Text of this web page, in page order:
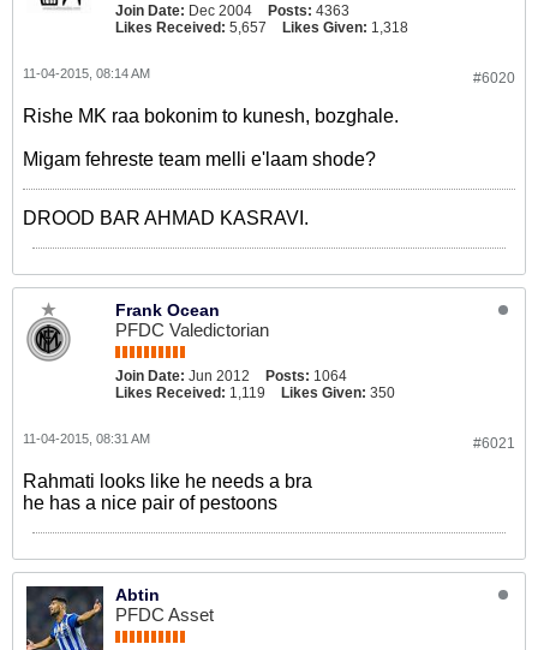
Join Date: Dec 2004 Posts: 4363
Likes Received: 5,657 Likes Given: 1,318
#6020
11-04-2015, 08:14 AM
Rishe MK raa bokonim to kunesh, bozghale.
Migam fehreste team melli e'laam shode?
DROOD BAR AHMAD KASRAVI.
Frank Ocean
PFDC Valedictorian
Join Date: Jun 2012 Posts: 1064
Likes Received: 1,119 Likes Given: 350
#6021
11-04-2015, 08:31 AM
Rahmati looks like he needs a bra
he has a nice pair of pestoons
Abtin
PFDC Asset